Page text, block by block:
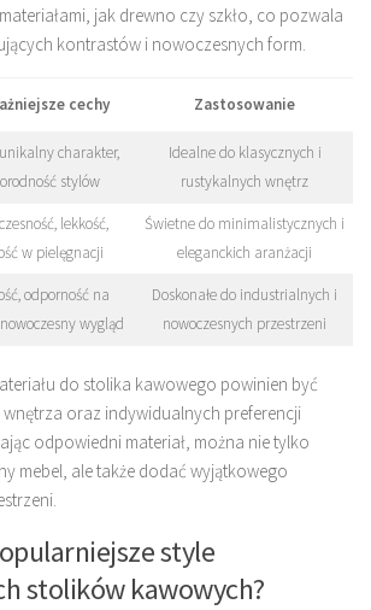
jak drewno czy szkło, co pozwala
kontrastów i nowoczesnych form.
cechy Zastosowanie
unikalny charakter,
stylów
Idealne do klasycznych i
rustykalnych wnętrz
lekkość,
w pielęgnacji
Świetne do minimalistycznych i
eleganckich aranżacji
odporność na
wygląd
Doskonałe do industrialnych i
nowoczesnych przestrzeni
do stolika kawowego powinien być
oraz indywidualnych preferencji
odpowiedni materiał, można nie tylko
mebel, ale także dodać wyjątkowego
style
stolików kawowych?